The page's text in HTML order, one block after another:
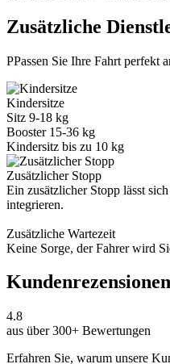
Zusätzliche
PPassen Sie Ihre Fahrt perfekt
Kindersitze
Sitz 9-18 kg
Booster15-36 kg
Kindersitz bis zu 10 kg
Zusätzlicher Stopp
Ein zusätzlicher Stopp lässt
integrieren.
Zusätzliche Wartezeit
Keine Sorge, der Fahrer wird
Kundenrezensionen
4.8
aus über 300+ Bewertungen
Erfahren Sie, warum unsere